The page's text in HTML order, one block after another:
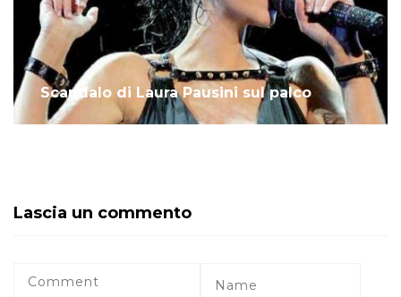
Scandalo di Laura Pausini sul palco
Lascia un commento